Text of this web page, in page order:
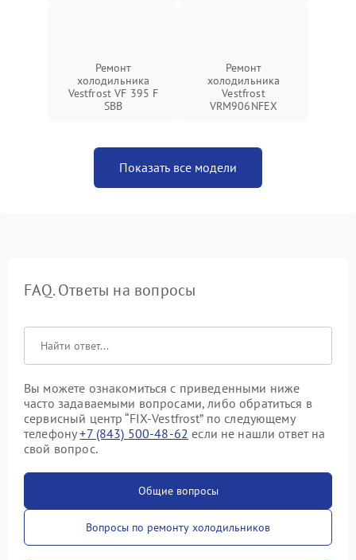
Ремонт
холодильника
Vestfrost VF 395 F
SBB
Ремонт
холодильника
Vestfrost
VRM906NFEX
Показать все модели
FAQ. Ответы на вопросы
Вы можете ознакомиться с приведенными ниже
часто задаваемыми вопросами, либо обратиться в
сервисный центр “FIX-Vestfrost” по следующему
телефону+7 (843) 500-48-62 если не нашли ответ на
свой вопрос.
Общие вопросы
Вопросы по ремонту холодильников